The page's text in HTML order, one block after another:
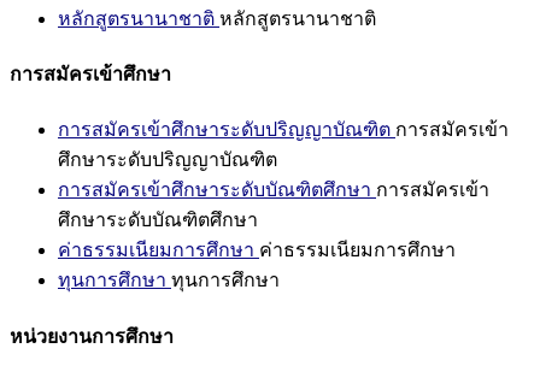
หลักสูตรนานาชาติ หลักสูตรนานาชาติ
การสมัครเข้าศึกษา
การสมัครเข้าศึกษาระดับปริญญาบัณฑิต การสมัครเข้า
ศึกษาระดับปริญญาบัณฑิต
การสมัครเข้าศึกษาระดับบัณฑิตศึกษา การสมัครเข้า
ศึกษาระดับบัณฑิตศึกษา
ค่าธรรมเนียมการศึกษา ค่าธรรมเนียมการศึกษา
ทุนการศึกษา ทุนการศึกษา
หน่วยงานการศึกษา